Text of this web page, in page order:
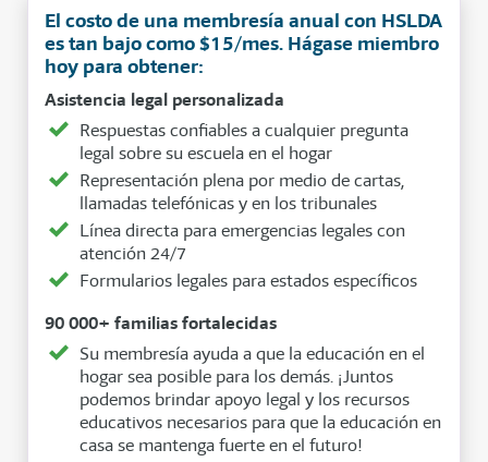
El costo de una membresía anual con HSLDA
es tan bajo como $15/mes. Hágase miembro
hoy para obtener:
Asistencia legal personalizada
Respuestas confiables a cualquier pregunta
legal sobre su escuela en el hogar
Representación plena por medio de cartas,
llamadas telefónicas y en los tribunales
Línea directa para emergencias legales con
atención 24/7
Formularios legales para estados específicos
90 000+ familias fortalecidas
Su membresía ayuda a que la educación en el
hogar sea posible para los demás. ¡Juntos
podemos brindar apoyo legal y los recursos
educativos necesarios para que la educación en
casa se mantenga fuerte en el futuro!